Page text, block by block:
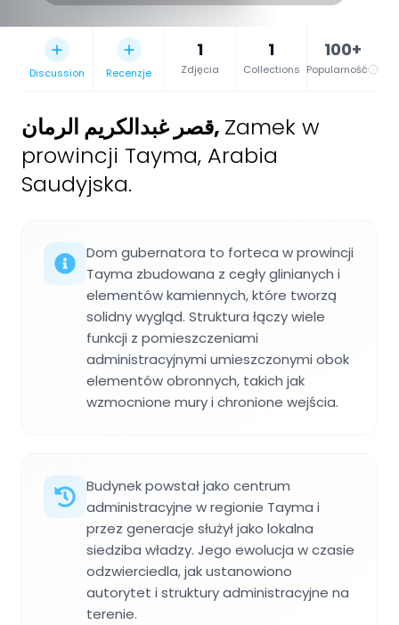
Discussion Recenzje
1
Zdjęcia
1
Collections
100+
Popularność
قصر غبدالكريم الرمان, Zamek w
prowincji Tayma, Arabia
Saudyjska.
Dom gubernatora to forteca w prowincji
Tayma zbudowana z cegły glinianych i
elementów kamiennych, które tworzą
solidny wygląd. Struktura łączy wiele
funkcji z pomieszczeniami
administracyjnymi umieszczonymi obok
elementów obronnych, takich jak
wzmocnione mury i chronione wejścia.
Budynek powstał jako centrum
administracyjne w regionie Tayma i
przez generacje służył jako lokalna
siedziba władzy. Jego ewolucja w czasie
odzwierciedla, jak ustanowiono
autorytet i struktury administracyjne na
terenie.